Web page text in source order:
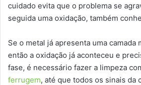
cuidado evita que o problema se
seguida uma oxidação, também
Se o metal já apresenta uma camada
então a oxidação já aconteceu e
fase, é necessário fazer a limpeza
ferrugem, até que todos os sinais da